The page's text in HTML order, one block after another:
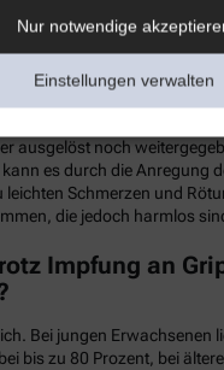
Nur notwendige
Einstellungen verwalten
und Gliederschmerzen
Tage wieder abklingen.
allerdings nichts zu tun.
ausgelöst noch
es durch die Anregung
leichten Schmerzen und
die jedoch harmlos
Impfung an
Bei jungen Erwachsenen
bis zu 80 Prozent, bei